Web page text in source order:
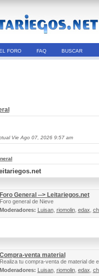
FORO FAQ BUSCAR
Vie Ago 07, 2026 9:57 am
Foro General --> Leitariegos.net
Foro general de Nieve
Moderadores: Luisan, riomolin, edax
Compra-venta material
Realiza tu compra-venta de material de
Moderadores: Luisan, riomolin, edax